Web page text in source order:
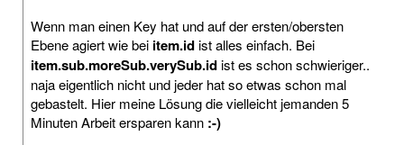
Wenn man einen Key hat und auf der ersten/obersten
Ebene agiert wie bei item.idist alles einfach. Bei
item.sub.moreSub.verySub.idist es schon schwieriger..
naja eigentlich nicht und jeder hat so etwas schon mal
gebastelt. Hier meine Lösung die vielleicht jemanden 5
Minuten Arbeit ersparen kann :-)